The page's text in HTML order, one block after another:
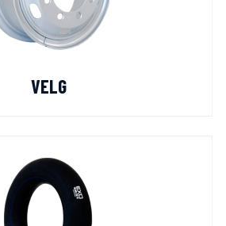
VELG